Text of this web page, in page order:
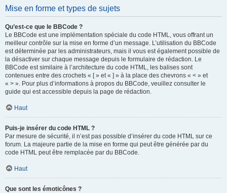
Mise en forme et types de sujets
Qu’est-ce que le BBCode ?
Le BBCode est une implémentation spéciale du code HTML, vous offrant un
meilleur contrôle sur la mise en forme d’un message. L’utilisation du BBCode
est déterminée par les administrateurs, mais il vous est également possible de
la désactiver sur chaque message depuis le formulaire de rédaction. Le
BBCode est similaire à l’architecture du code HTML, les balises sont
contenues entre des crochets « [ » et « ] » à la place des chevrons « < » et
« > ». Pour plus d’informations à propos du BBCode, veuillez consulter le
guide qui est accessible depuis la page de rédaction.
Haut
Puis-je insérer du code HTML ?
Par mesure de sécurité, il n’est pas possible d’insérer du code HTML sur ce
forum. La majeure partie de la mise en forme qui peut être générée par du
code HTML peut être remplacée par du BBCode.
Haut
Que sont les émoticônes ?